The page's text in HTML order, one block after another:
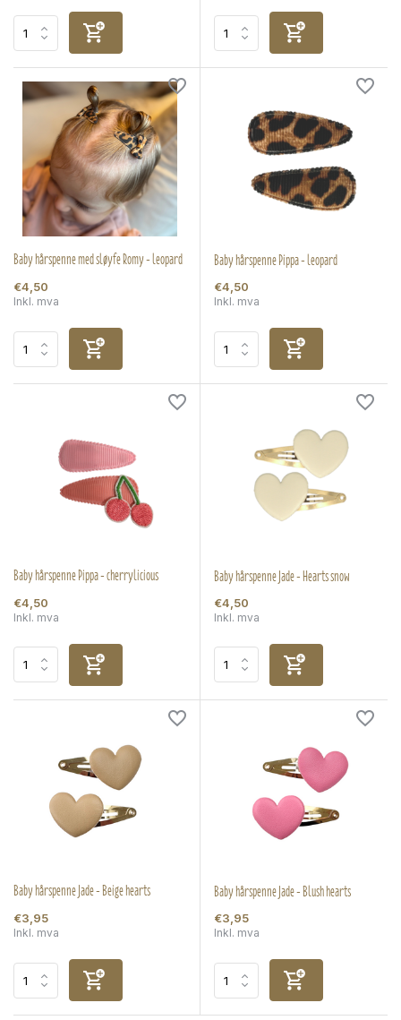
Baby hårspenne med sløyfe Romy - leopard
€4,50
Inkl. mva
Baby hårspenne Pippa - leopard
€4,50
Inkl. mva
Baby hårspenne Pippa - cherrylicious
€4,50
Inkl. mva
Baby hårspenne Jade - Hearts snow
€4,50
Inkl. mva
Baby hårspenne Jade - Beige hearts
€3,95
Inkl. mva
Baby hårspenne Jade - Blush hearts
€3,95
Inkl. mva